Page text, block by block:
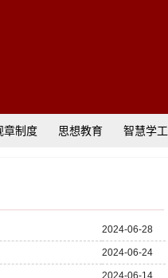
章制度 思想教育 智慧学工
2024-06-28
2024-06-24
2024-06-14